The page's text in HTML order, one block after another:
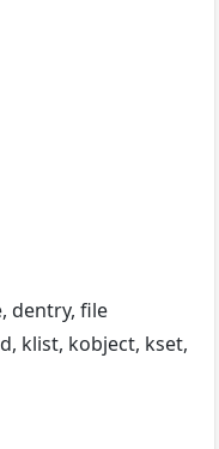
dentry, file
klist, kobject, kset,